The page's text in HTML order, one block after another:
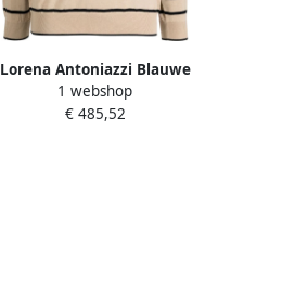
Lorena Antoniazzi Blauwe
Gebreide Choker Trui Beige
Dames
1 webshop
€ 485,52